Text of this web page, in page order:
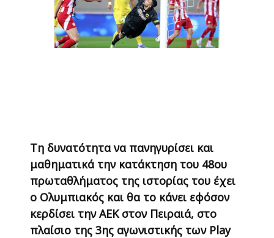
Τη δυνατότητα να πανηγυρίσει και
μαθηματικά την κατάκτηση του 48ου
πρωταθλήματος της ιστορίας του έχει
ο Ολυμπιακός και θα το κάνει εφόσον
κερδίσει την ΑΕΚ στον Πειραιά, στο
πλαίσιο της 3ης αγωνιστικής των Play